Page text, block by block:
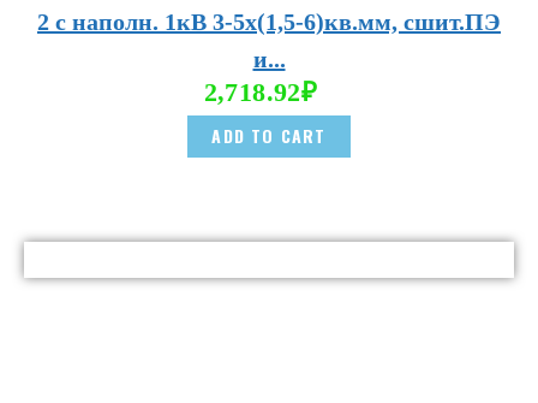
2 с наполн. 1кВ 3-5х(1,5-6)кв.мм, сшит.ПЭ
и...
2,718.92₽
ADD TO CART